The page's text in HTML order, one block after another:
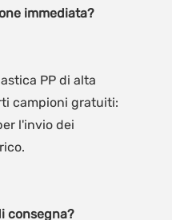
organizzare la sostituzione immediata?
PP di alta
campioni gratuiti:
l'invio dei
D6: Quali sono i tempi di consegna?